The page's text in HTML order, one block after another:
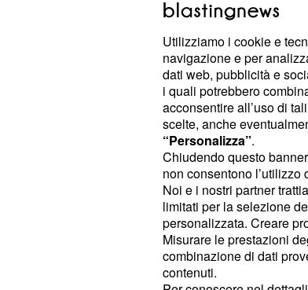
Anche per
Tour - Vuelta
Jonas Vingegaard si
come il favorito numero
Pogačar, il campione
mettere le mani su quella
potuto conquistare due
discusso finale con i
monopolizzarono il podio.
squadra olandese, che
Utilizziamo i cookie e
navigazione e per
dati web, pubblicità e
i quali potrebbero
acconsentire all’uso di
scelte, anche
“Personalizza”.
Chiudendo questo
non consentono
Noi e i nostri partner
limitati per la selezione
personalizzata. Creare
Misurare le prestazioni
combinazione di dati
contenuti.